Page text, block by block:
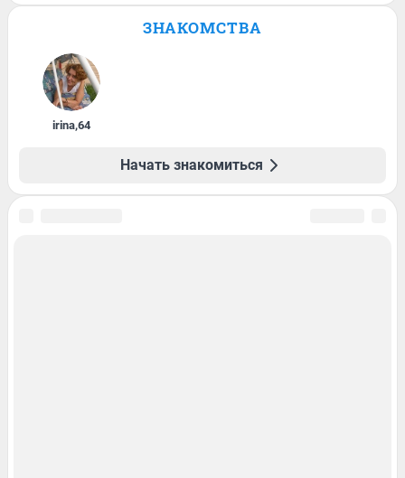
ЗНАКОМСТВА
irina,64
Начать знакомиться